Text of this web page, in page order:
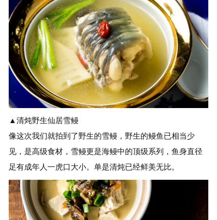
▲清炖野生仙居雪鳗
像这次我们就拍到了野生的雪鳗，野生的鳗鱼已相当少
见，是高级食材，雪鳗更是海鳗中的顶级系列，鱼身直径
足有成年人一虎口大小。单是清炖已经鲜美无比。